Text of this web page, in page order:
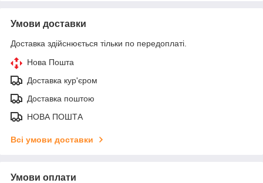
Умови доставки
Доставка здійснюється тільки по передоплаті.
Нова Пошта
Доставка кур'єром
Доставка поштою
НОВА ПОШТА
Всі умови доставки
Умови оплати